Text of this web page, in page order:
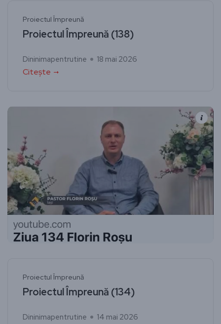
Proiectul Împreună
Proiectul Împreună (138)
Dininimapentrutine 18 mai 2026
Citește
Proiectul Împreună
Proiectul Împreună (134)
Dininimapentrutine 14 mai 2026